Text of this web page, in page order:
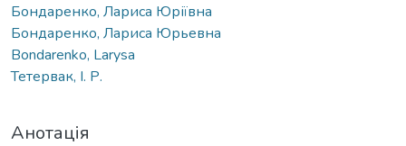
Бондаренко, Лариса Юріївна
Бондаренко, Лариса Юрьевна
Bondarenko, Larysa
Тетервак, І. Р.
Анотація